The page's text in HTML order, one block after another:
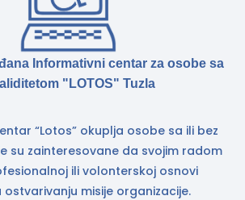
Informativni centar za osobe sa
"LOTOS" Tuzla
“Lotos” okuplja osobe sa ili bez
su zainteresovane da svojim radom
ili volonterskoj osnovi
ostvarivanju misije organizacije.